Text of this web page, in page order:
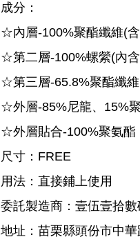
成分：
☆內層-100%聚酯纖維(
☆第二層-100%螺縈(內
☆第三層-65.8%聚酯纖
☆外層-85%尼龍、15%
☆外層貼合-100%聚氨酯
尺寸：FREE
用法：直接鋪上使用
委託製造商：壹伍壹拾數
地址：苗栗縣頭份市中